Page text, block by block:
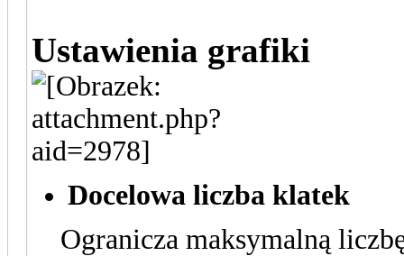
Ustawienia grafiki
Docelowa liczba klatek
Ogranicza maksymalną